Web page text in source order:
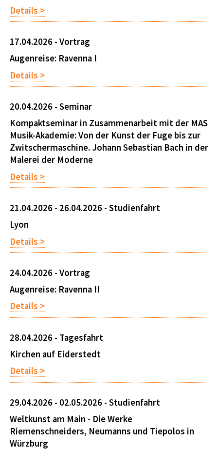
Details >
17.04.2026 - Vortrag
Augenreise: Ravenna I
Details >
20.04.2026 - Seminar
Kompaktseminar in Zusammenarbeit mit der MAS
Musik-Akademie: Von der Kunst der Fuge bis zur
Zwitschermaschine. Johann Sebastian Bach in der
Malerei der Moderne
Details >
21.04.2026 - 26.04.2026 - Studienfahrt
Lyon
Details >
24.04.2026 - Vortrag
Augenreise: Ravenna II
Details >
28.04.2026 - Tagesfahrt
Kirchen auf Eiderstedt
Details >
29.04.2026 - 02.05.2026 - Studienfahrt
Weltkunst am Main - Die Werke
Riemenschneiders, Neumanns und Tiepolos in
Würzburg